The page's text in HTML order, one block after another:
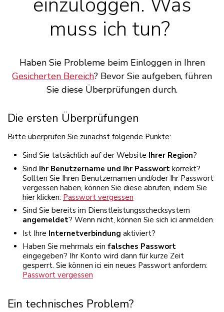
muss ich tun?
Haben Sie Probleme beim Einloggen in Ihren
Gesicherten Bereich? Bevor Sie aufgeben, führen
Sie diese Überprüfungen durch.
Die ersten Überprüfungen
Bitte überprüfen Sie zunächst folgende Punkte:
Sind Sie tatsächlich auf der Website Ihrer Region?
Sind Ihr Benutzername und Ihr Passwort korrekt?
Sollten Sie Ihren Benutzernamen und/oder Ihr Passwort
vergessen haben, können Sie diese abrufen, indem Sie
hier klicken: Passwort vergessen
Sind Sie bereits im Dienstleistungsschecksystem
angemeldet? Wenn nicht, können Sie sich ici anmelden.
Ist Ihre Internetverbindung aktiviert?
Haben Sie mehrmals ein falsches Passwort
eingegeben? Ihr Konto wird dann für kurze Zeit
gesperrt. Sie können ici ein neues Passwort anfordern:
Passwort vergessen
Ein technisches Problem?